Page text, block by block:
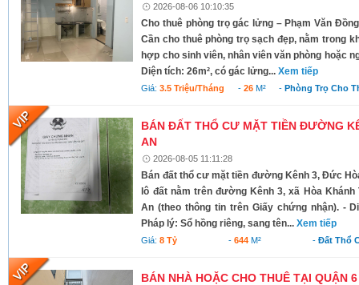
2026-08-06 10:10:35
Cho thuê phòng trọ gác lửng – Phạm Văn
Cần cho thuê phòng trọ sạch đẹp, nằm trong
hợp cho sinh viên, nhân viên văn phòng hoặc
Diện tích: 26m², có gác lửng...Xem tiếp
Giá:3.5 Triệu/tháng - 26M² -Phòng Trọ Cho
BÁN ĐẤT THỔ CƯ MẶT TIỀN ĐƯỜNG
AN
2026-08-05 11:11:28
Bán đất thổ cư mặt tiền đường Kênh 3, Đức
lô đất nằm trên đường Kênh 3, xã Hòa
An (theo thông tin trên Giấy chứng nhận). -
Pháp lý: Sổ hồng riêng, sang tên...Xem tiếp
Giá:8 Tỷ -644 M² - Đất Thổ
BÁN NHÀ HOẶC CHO THUÊ TẠI QUẬN